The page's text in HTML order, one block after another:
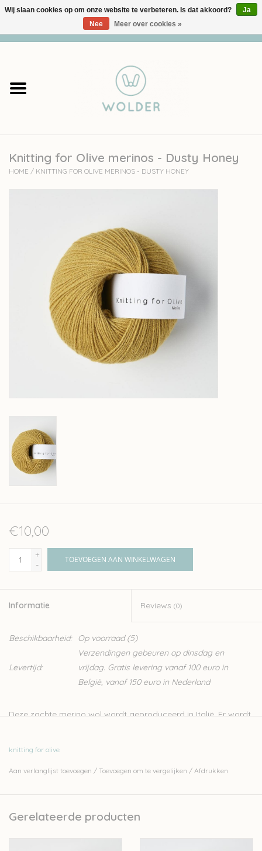
Garens
Accessoires
Over wolder
Knitting for Olive merinos - Dusty Honey
HOME / KNITTING FOR OLIVE MERINOS - DUSTY HONEY
€10,00
+
-
TOEVOEGEN AAN WINKELWAGEN
Informatie Reviews (0)
Beschikbaarheid: Op voorraad(5)
Levertijd:
Verzendingen gebeuren op dinsdag en
vrijdag. Gratis levering vanaf 100 euro in
België, vanaf 150 euro in Nederland
Deze zachte merino wol wordt geproduceerd in Italië. Er wordt
knitting for olive
Aan verlanglijst toevoegen / Toevoegen om te vergelijken / Afdrukken
Gerelateerde producten
Wij slaan cookies op om onze website te verbeteren. Is dat akkoord?
Ja
Nee
Meer over cookies »